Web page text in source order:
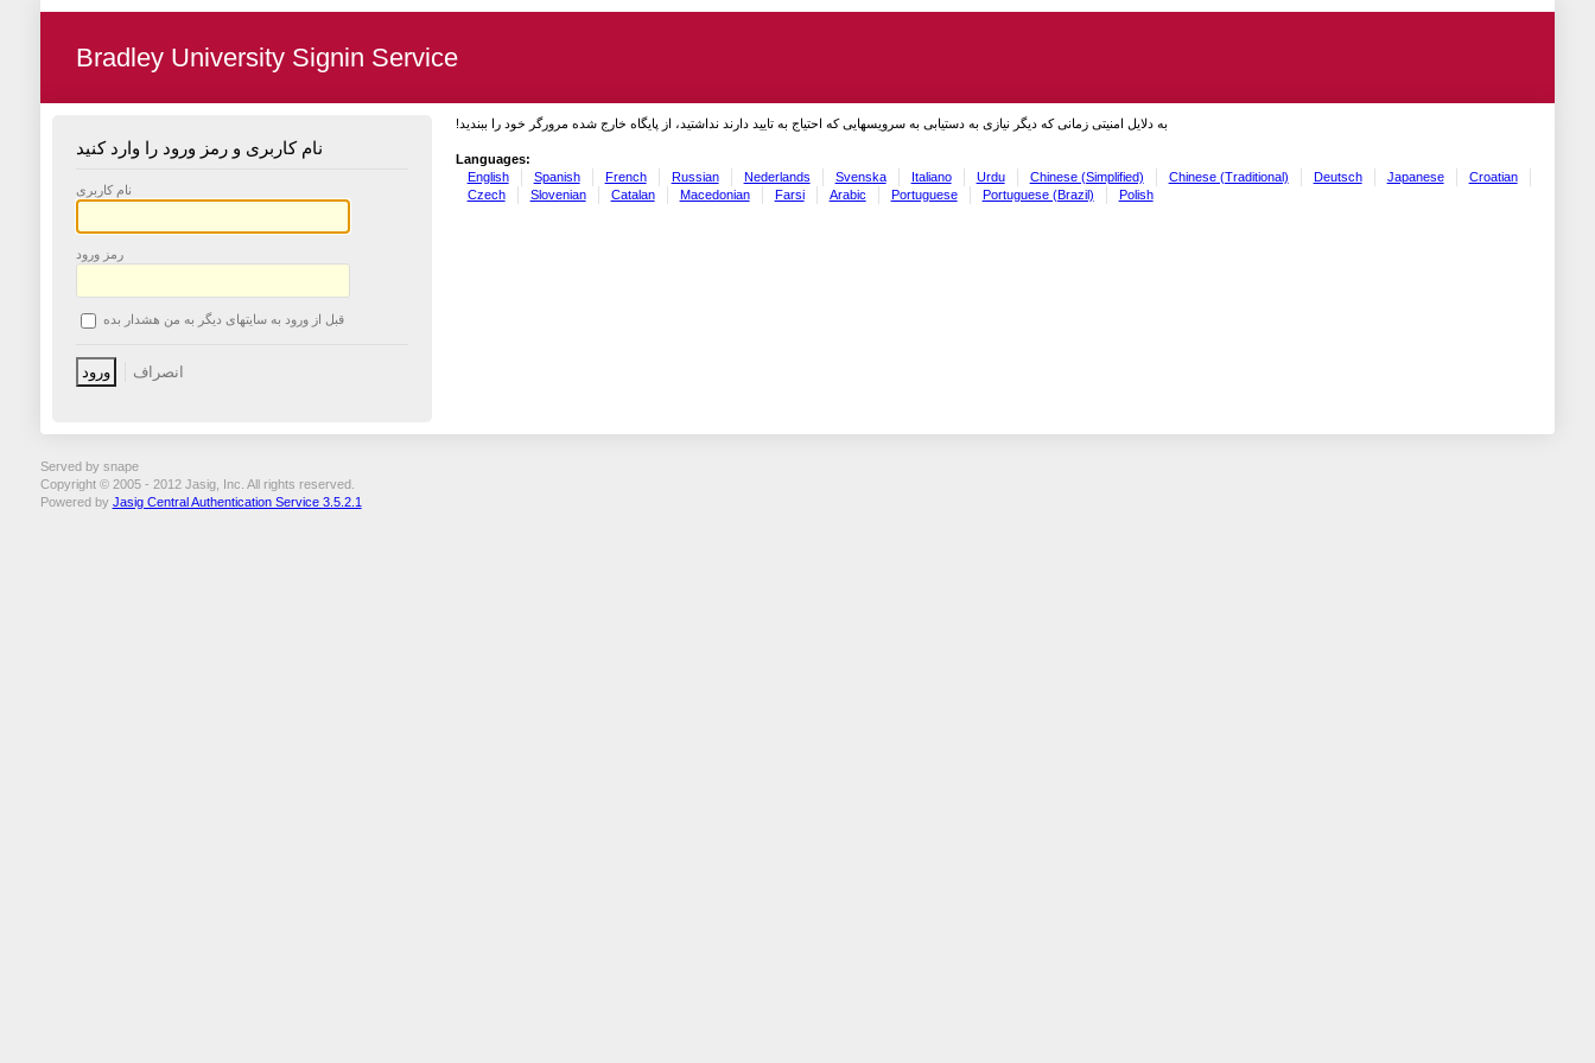
Bradley University Signin Service
نام کاربری و رمز ورود را وارد کنید
نام کاربری
رمز ورود
قبل از ورود به سایتهای دیگر به من هشدار بده
به دلایل امنیتی زمانی که دیگر نیازی به دستیابی به سرویسهایی که احتیاج به تایید دارند نداشتید، از پایگاه خارج شده مرورگر خود را ببندید!
Languages:
English
Spanish French Russian Nederlands Svenska Italiano Urdu Chinese (Simplified) Chinese (Traditional) Deutsch Japanese
Croatian
Czech
Slovenian Catalan Macedonian Farsi Arabic Portuguese Portuguese (Brazil) Polish
Served by snape
Copyright © 2005 - 2012 Jasig, Inc. All rights reserved.
Powered by Jasig Central Authentication Service 3.5.2.1